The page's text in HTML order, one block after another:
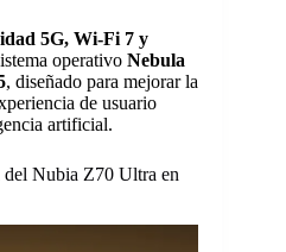
5G, Wi-Fi 7 y
operativo Nebula
, diseñado para mejorar la
de usuario
artificial.
Nubia Z70 Ultra en